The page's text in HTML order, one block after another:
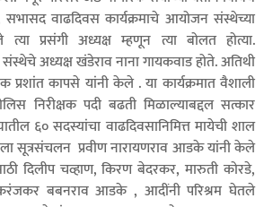
सभासद वाढदिवस कार्यक्रमाचे आयोजन संस्थेच्या
प्रसंगी अध्यक्ष म्हणून त्या बोलत होत्या.
संस्थेचे अध्यक्ष खंडेराव नाना गायकवाड होते. अतिथी
प्रशांत कापसे यांनी केले . या कार्यक्रमात वैशाली
निरीक्षक पदी बढती मिळाल्याबद्दल सत्कार
६० सदस्यांचा वाढदिवसानिमित्त मायेची शाल
सूत्रसंचलन प्रवीण नारायणराव आडके यांनी केले
दिलीप चव्हाण, किरण बेदरकर, मारुती कोरडे,
करंजकर बबनराव आडके , आदींनी परिश्रम घेतले